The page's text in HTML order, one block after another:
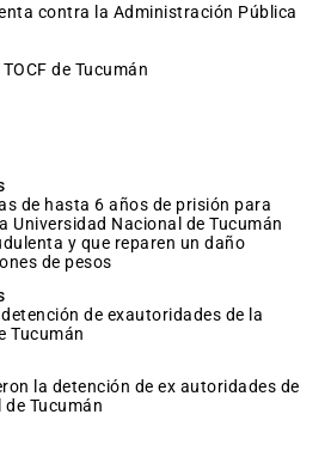
contra la Administración Pública
de Tucumán
de hasta 6 años de prisión para
Universidad Nacional de Tucumán
y que reparen un daño
de pesos
de exautoridades de la
Tucumán
la detención de ex autoridades de
de Tucumán